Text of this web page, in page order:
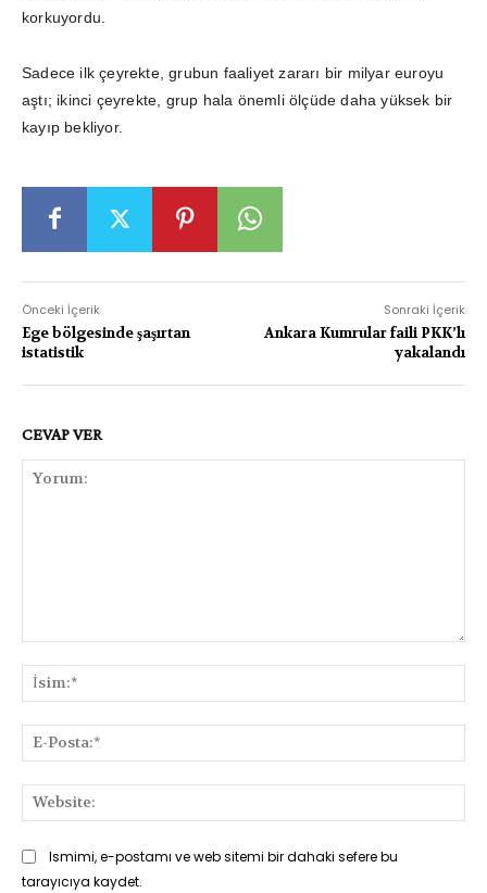
korkuyordu.
Sadece ilk çeyrekte, grubun faaliyet zararı bir milyar euroyu
aştı; ikinci çeyrekte, grup hala önemli ölçüde daha yüksek bir
kayıp bekliyor.
Önceki İçerik
Ege bölgesinde şaşırtan
istatistik
Sonraki İçerik
Ankara Kumrular faili PKK’lı
yakalandı
CEVAP VER
Ismimi, e-postamı ve web sitemi bir dahaki sefere bu
tarayıcıya kaydet.